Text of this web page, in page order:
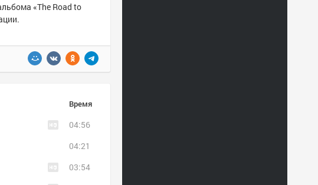
«The Road to
Время
04:56
04:21
03:54